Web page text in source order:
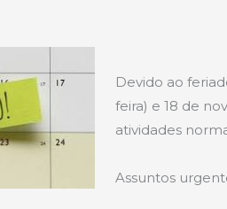
Devido ao
feira) e 18 de
atividades
Assuntos